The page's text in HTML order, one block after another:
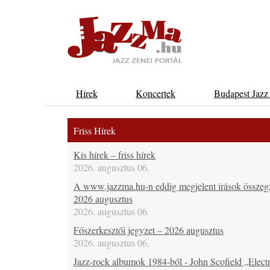
Hírek Koncertek Budapest
Friss Hírek
Kis hírek – friss hírek
2026. augusztus 06.
A www.jazzma.hu-n eddig megjelent írások
2026 augusztus
2026. augusztus 06.
Főszerkesztői jegyzet – 2026 augusztus
2026. augusztus 06.
Jazz-rock albumok 1984-ből - John Scofield